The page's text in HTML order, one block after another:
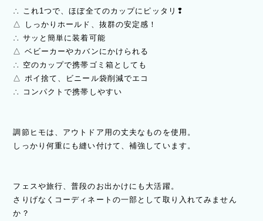
∴ これ1つで、ほぼ全てのカップにピッタリ❢
△ しっかりホールド、抜群の安定感！
∴ サッと簡単に装着可能
△ ベビーカーやカバンにかけられる
∴ 空のカップで携帯ゴミ箱としても
△ ポイ捨て、ビニール袋削減でエコ
∴ コンパクトで携帯しやすい
調節ヒモは、アウトドア用の丈夫なものを使用。
しっかり何重にも縫い付けて、補強しています。
フェスや旅行、普段のお出かけにも大活躍。
さりげなくコーディネートの一部として取り入れてみません
か？